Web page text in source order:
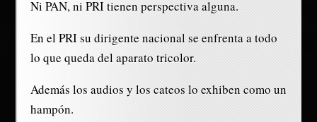
Ni PAN, ni PRI tienen perspectiva alguna.
En el PRI su dirigente nacional se enfrenta a todo
lo que queda del aparato tricolor.
Además los audios y los cateos lo exhiben como un
hampón.